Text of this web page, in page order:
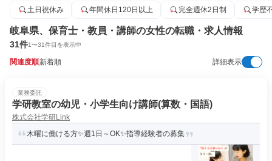
土日祝休み
年間休日120日以上 完全週休2日制 学歴
岐阜県、保育士・教員・講師の女性の転職・求人情報
31件1〜31件目を表示中
関連度順新着順 詳細表示
業務委託
学研教室の幼児・小学生向け講師(算数・国語)
株式会社学研Link
木曜に働ける方✨週1日～OK✨指導経験者の募集